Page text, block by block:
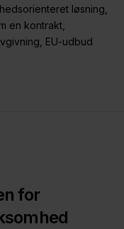
løsning,
en kontrakt,
EU-udbud
for